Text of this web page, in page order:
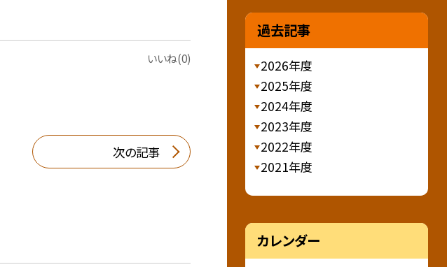
いいね(0)
次の記事
過去記事
2026年度
2025年度
2024年度
2023年度
2022年度
2021年度
カレンダー